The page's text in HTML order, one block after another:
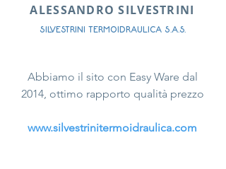
ALESSANDRO SILVESTRINI
SILVESTRINI TERMOIDRAULICA S.A.S.
Abbiamo il sito con Easy Ware dal
2014, ottimo rapporto qualità prezzo
www.silvestrinitermoidraulica.com